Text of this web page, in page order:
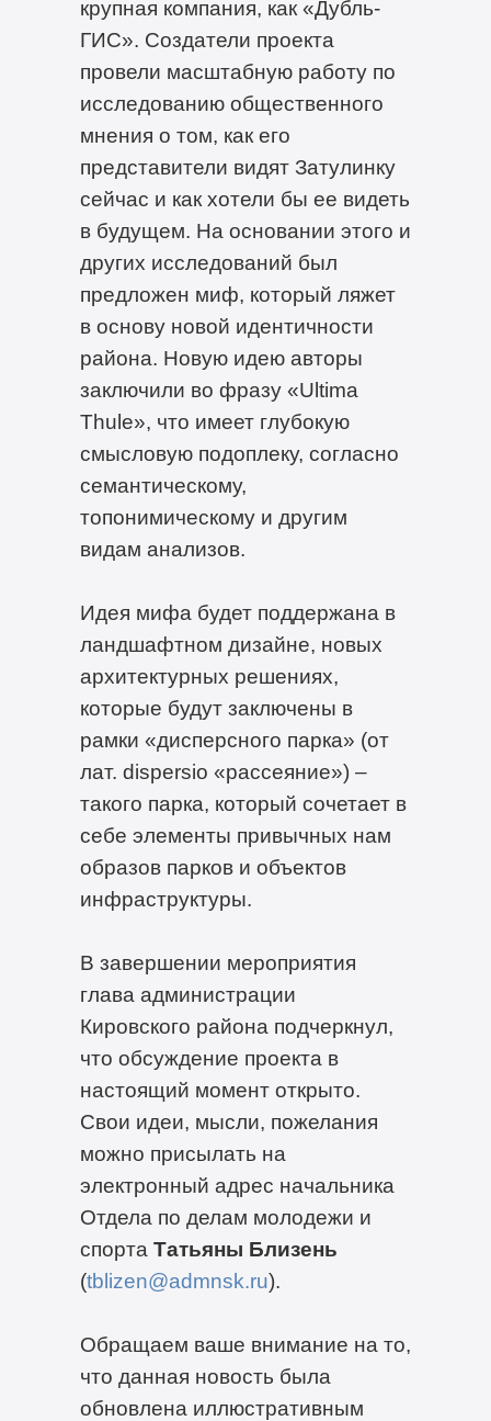
крупная компания, как «Дубль-
ГИС». Создатели проекта
провели масштабную работу по
исследованию общественного
мнения о том, как его
представители видят Затулинку
сейчас и как хотели бы ее видеть
в будущем. На основании этого и
других исследований был
предложен миф, который ляжет
в основу новой идентичности
района. Новую идею авторы
заключили во фразу «Ultima
Thule», что имеет глубокую
смысловую подоплеку, согласно
семантическому,
топонимическому и другим
видам анализов.
Идея мифа будет поддержана в
ландшафтном дизайне, новых
архитектурных решениях,
которые будут заключены в
рамки «дисперсного парка» (от
лат. dispersio «рассеяние») –
такого парка, который сочетает в
себе элементы привычных нам
образов парков и объектов
инфраструктуры.
В завершении мероприятия
глава администрации
Кировского района подчеркнул,
что обсуждение проекта в
настоящий момент открыто.
Свои идеи, мысли, пожелания
можно присылать на
электронный адрес начальника
Отдела по делам молодежи и
спорта Татьяны Близень
(tblizen@admnsk.ru).
Обращаем ваше внимание на то,
что данная новость была
обновлена иллюстративным